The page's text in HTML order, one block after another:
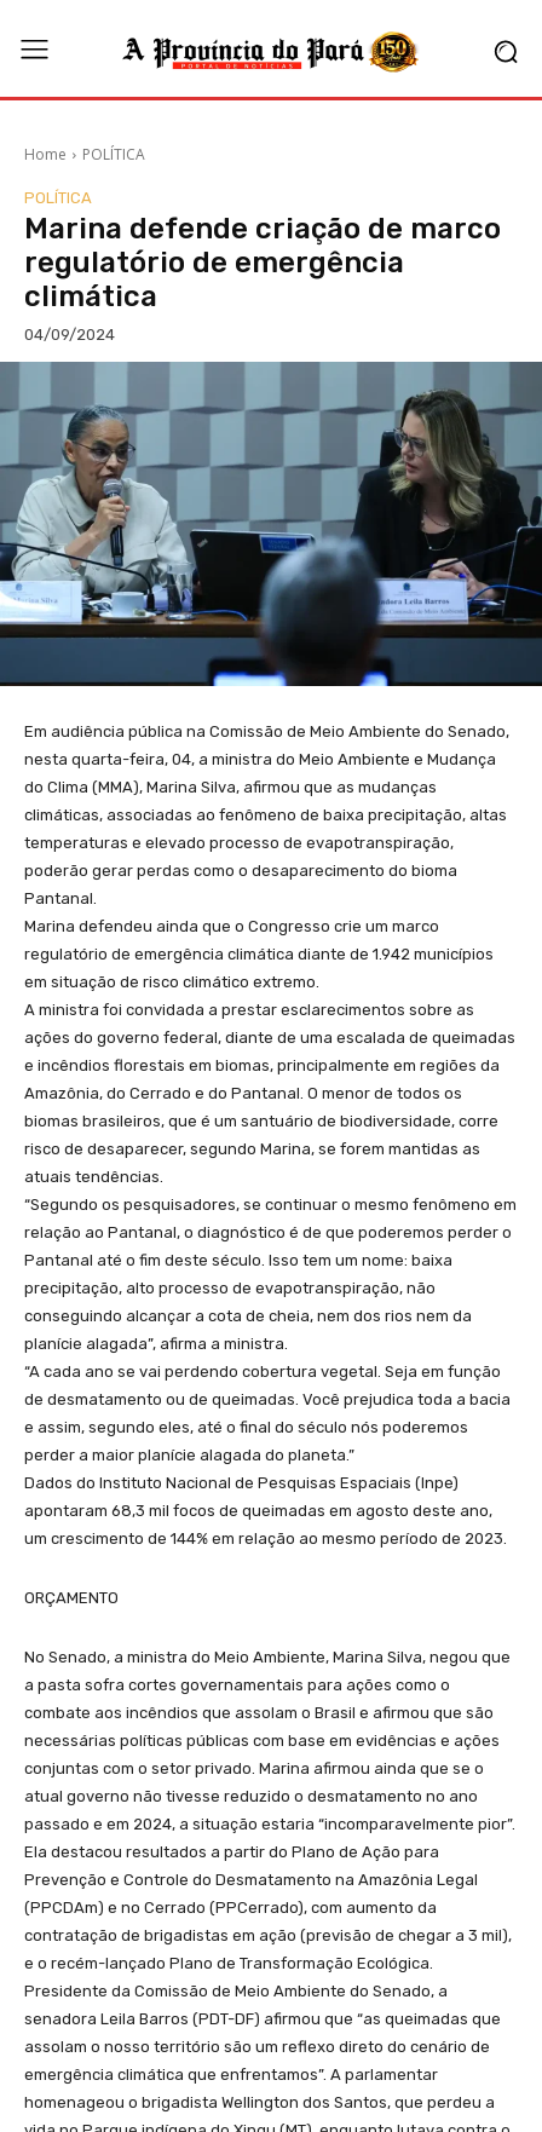
Home POLÍTICA
POLÍTICA
Marina defende criação de marco
regulatório de emergência
climática
04/09/2024
Em audiência pública na Comissão de Meio Ambiente do Senado,
nesta quarta-feira, 04, a ministra do Meio Ambiente e Mudança
do Clima (MMA), Marina Silva, afirmou que as mudanças
climáticas, associadas ao fenômeno de baixa precipitação, altas
temperaturas e elevado processo de evapotranspiração,
poderão gerar perdas como o desaparecimento do bioma
Pantanal.
Marina defendeu ainda que o Congresso crie um marco
regulatório de emergência climática diante de 1.942 municípios
em situação de risco climático extremo.
A ministra foi convidada a prestar esclarecimentos sobre as
ações do governo federal, diante de uma escalada de queimadas
e incêndios florestais em biomas, principalmente em regiões da
Amazônia, do Cerrado e do Pantanal. O menor de todos os
biomas brasileiros, que é um santuário de biodiversidade, corre
risco de desaparecer, segundo Marina, se forem mantidas as
atuais tendências.
“Segundo os pesquisadores, se continuar o mesmo fenômeno em
relação ao Pantanal, o diagnóstico é de que poderemos perder o
Pantanal até o fim deste século. Isso tem um nome: baixa
precipitação, alto processo de evapotranspiração, não
conseguindo alcançar a cota de cheia, nem dos rios nem da
planície alagada”, afirma a ministra.
“A cada ano se vai perdendo cobertura vegetal. Seja em função
de desmatamento ou de queimadas. Você prejudica toda a bacia
e assim, segundo eles, até o final do século nós poderemos
perder a maior planície alagada do planeta.”
Dados do Instituto Nacional de Pesquisas Espaciais (Inpe)
apontaram 68,3 mil focos de queimadas em agosto deste ano,
um crescimento de 144% em relação ao mesmo período de 2023.
ORÇAMENTO
No Senado, a ministra do Meio Ambiente, Marina Silva, negou que
a pasta sofra cortes governamentais para ações como o
combate aos incêndios que assolam o Brasil e afirmou que são
necessárias políticas públicas com base em evidências e ações
conjuntas com o setor privado. Marina afirmou ainda que se o
atual governo não tivesse reduzido o desmatamento no ano
passado e em 2024, a situação estaria “incomparavelmente pior”.
Ela destacou resultados a partir do Plano de Ação para
Prevenção e Controle do Desmatamento na Amazônia Legal
(PPCDAm) e no Cerrado (PPCerrado), com aumento da
contratação de brigadistas em ação (previsão de chegar a 3 mil),
e o recém-lançado Plano de Transformação Ecológica.
Presidente da Comissão de Meio Ambiente do Senado, a
senadora Leila Barros (PDT-DF) afirmou que “as queimadas que
assolam o nosso território são um reflexo direto do cenário de
emergência climática que enfrentamos”. A parlamentar
homenageou o brigadista Wellington dos Santos, que perdeu a